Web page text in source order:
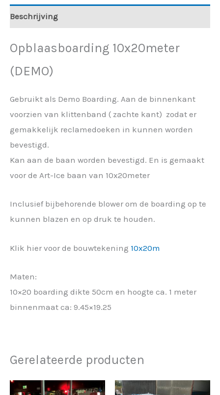
Beschrijving
Opblaasboarding 10x20meter
(DEMO)
Gebruikt als Demo Boarding. Aan de binnenkant
voorzien van klittenband ( zachte kant) zodat er
gemakkelijk reclamedoeken in kunnen worden
bevestigd.
Kan aan de baan worden bevestigd. En is gemaakt
voor de Art-Ice baan van 10x20meter
Inclusief bijbehorende blower om de boarding op te
kunnen blazen en op druk te houden.
Klik hier voor de bouwtekening 10x20m
Maten:
10×20 boarding dikte 50cm en hoogte ca. 1 meter
binnenmaat ca: 9.45×19.25
Gerelateerde producten